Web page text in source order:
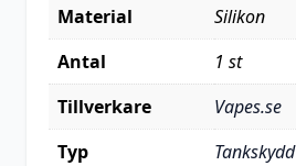
Material
Silikon
Antal
1 st
Tillverkare
Vapes.se
Typ
Tankskydd